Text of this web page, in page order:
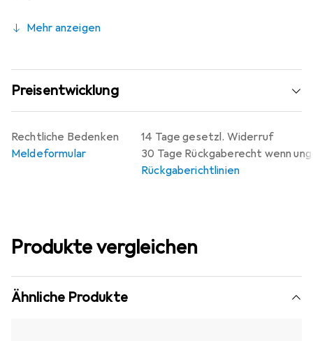
Mehr anzeigen
Preisentwicklung
14 Tage gesetzl. Widerruf
30 Tage Rückgaberecht wenn
Rückgaberichtlinien
Rechtliche Bedenken
Meldeformular
Produkte vergleichen
Ähnliche Produkte